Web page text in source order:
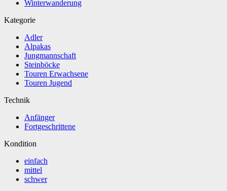
Winterwanderung
Kategorie
Adler
Alpakas
Jungmannschaft
Steinböcke
Touren Erwachsene
Touren Jugend
Technik
Anfänger
Fortgeschrittene
Kondition
einfach
mittel
schwer